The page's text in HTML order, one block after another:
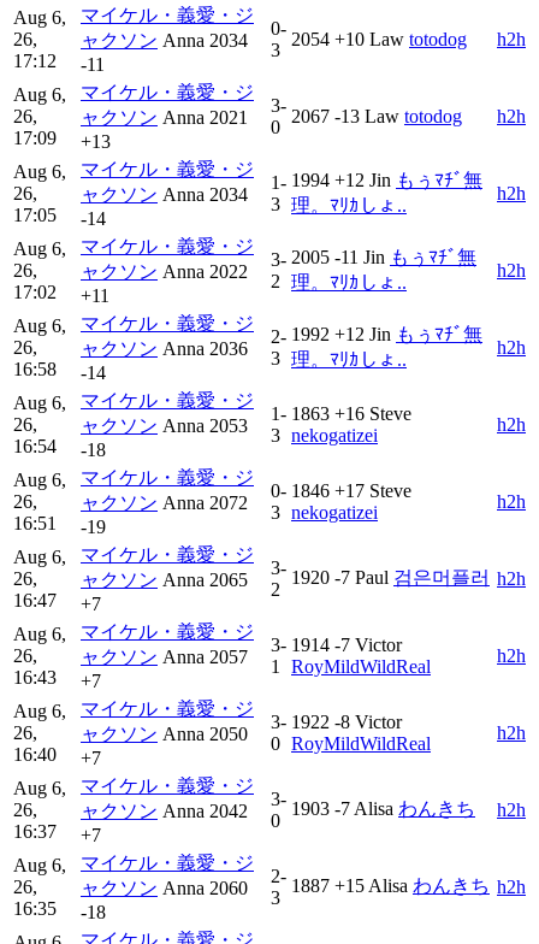
Aug 6,
26,
17:12
マイケル・義愛・ジ
ャクソン Anna 2034
-11
0-
3
2054 +10 Law totodog h2h
Aug 6,
26,
17:09
マイケル・義愛・ジ
ャクソン Anna 2021
+13
3-
0
2067 -13 Law totodog h2h
Aug 6,
26,
17:05
マイケル・義愛・ジ
ャクソン Anna 2034
-14
1-
3
1994 +12 Jin もぅﾏﾁﾞ無
理。ﾏﾘｶしょ..
h2h
Aug 6,
26,
17:02
マイケル・義愛・ジ
ャクソン Anna 2022
+11
3-
2
2005 -11 Jin もぅﾏﾁﾞ無
理。ﾏﾘｶしょ..
h2h
Aug 6,
26,
16:58
マイケル・義愛・ジ
ャクソン Anna 2036
-14
2-
3
1992 +12 Jin もぅﾏﾁﾞ無
理。ﾏﾘｶしょ..
h2h
Aug 6,
26,
16:54
マイケル・義愛・ジ
ャクソン Anna 2053
-18
1-
3
1863 +16 Steve
nekogatizei
h2h
Aug 6,
26,
16:51
マイケル・義愛・ジ
ャクソン Anna 2072
-19
0-
3
1846 +17 Steve
nekogatizei
h2h
Aug 6,
26,
16:47
マイケル・義愛・ジ
ャクソン Anna 2065
+7
3-
2
1920 -7 Paul 검은머플러 h2h
Aug 6,
26,
16:43
マイケル・義愛・ジ
ャクソン Anna 2057
+7
3-
1
1914 -7 Victor
RoyMildWildReal
h2h
Aug 6,
26,
16:40
マイケル・義愛・ジ
ャクソン Anna 2050
+7
3-
0
1922 -8 Victor
RoyMildWildReal
h2h
Aug 6,
26,
16:37
マイケル・義愛・ジ
ャクソン Anna 2042
+7
3-
0
1903 -7 Alisa わんきち h2h
Aug 6,
26,
16:35
マイケル・義愛・ジ
ャクソン Anna 2060
-18
2-
3
1887 +15 Alisa わんきち h2h
マイケル・義愛・ジ